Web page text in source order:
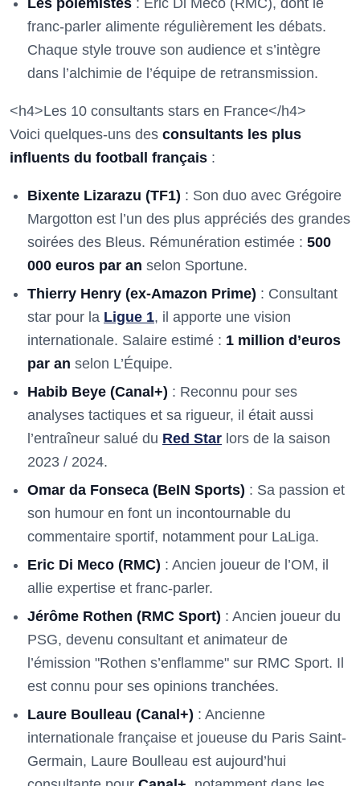
Les polémistes : Eric Di Meco (RMC), dont le
franc-parler alimente régulièrement les débats.
Chaque style trouve son audience et s’intègre
dans l’alchimie de l’équipe de retransmission.
<h4>Les 10 consultants stars en France</h4>
Voici quelques-uns des consultants les plus
influents du football français :
Bixente Lizarazu (TF1) : Son duo avec Grégoire
Margotton est l’un des plus appréciés des grandes
soirées des Bleus. Rémunération estimée : 500
000 euros par an selon Sportune.
Thierry Henry (ex-Amazon Prime) : Consultant
star pour la Ligue 1, il apporte une vision
internationale. Salaire estimé : 1 million d’euros
par an selon L’Équipe.
Habib Beye (Canal+) : Reconnu pour ses
analyses tactiques et sa rigueur, il était aussi
l’entraîneur salué du Red Star lors de la saison
2023 / 2024.
Omar da Fonseca (BeIN Sports) : Sa passion et
son humour en font un incontournable du
commentaire sportif, notamment pour LaLiga.
Eric Di Meco (RMC) : Ancien joueur de l’OM, il
allie expertise et franc-parler.
Jérôme Rothen (RMC Sport) : Ancien joueur du
PSG, devenu consultant et animateur de
l’émission "Rothen s’enflamme" sur RMC Sport. Il
est connu pour ses opinions tranchées.
Laure Boulleau (Canal+) : Ancienne
internationale française et joueuse du Paris Saint-
Germain, Laure Boulleau est aujourd’hui